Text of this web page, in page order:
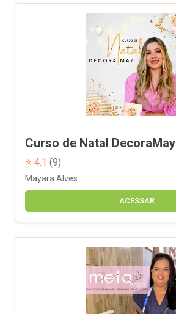
Curso de Natal DecoraMay
⭐ 4.1 (9)
Mayara Alves
ACESSAR